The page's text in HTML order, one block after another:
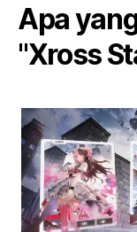
Apa
"Xross